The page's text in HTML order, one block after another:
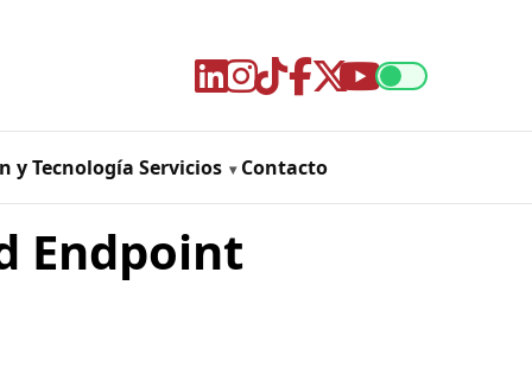
y Tecnología Servicios Contacto
Endpoint